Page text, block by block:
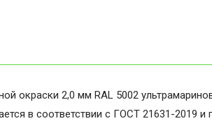
окраски 2,0 мм RAL 5002
в соответствии с ГОСТ 21631-2019 и